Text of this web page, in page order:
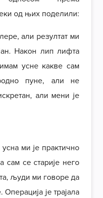
од њих поделили:
али резултат ми
Након лип лифта
усне какве сам
пуне, али не
али мени је
ми је практично
сам се старије него
људи ми говоре да
је трајала